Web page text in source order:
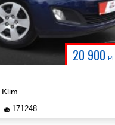
20 900
171248